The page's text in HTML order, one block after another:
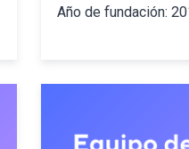
Año de fundación: